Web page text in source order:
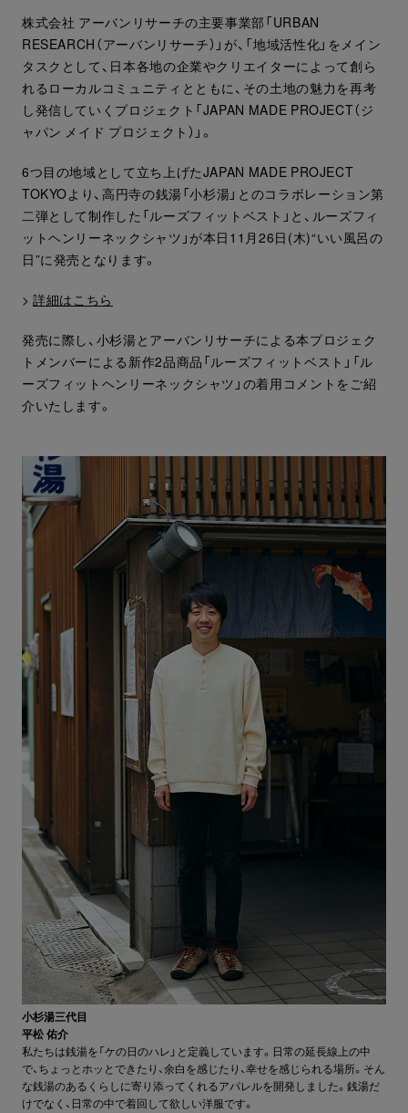
株式会社 アーバンリサーチの主要事業部「URBAN
RESEARCH（アーバンリサーチ）」が、「地域活性化」をメイン
タスクとして、日本各地の企業やクリエイターによって創ら
れるローカルコミュニティとともに、その土地の魅力を再考
し発信していくプロジェクト「JAPAN MADE PROJECT（ジ
ャパン メイド プロジェクト）」。
6つ目の地域として立ち上げたJAPAN MADE PROJECT
TOKYOより、高円寺の銭湯「小杉湯」とのコラボレーション第
二弾として制作した「ルーズフィットベスト」と、ルーズフィ
ットヘンリーネックシャツ」が本日11月26日(木)“いい風呂の
日”に発売となります。
>詳細はこちら
発売に際し、小杉湯とアーバンリサーチによる本プロジェク
トメンバーによる新作2品商品「ルーズフィットベスト」「ル
ーズフィットヘンリーネックシャツ」の着用コメントをご紹
介いたします。
小杉湯三代目
平松 佑介
私たちは銭湯を「ケの日のハレ」と定義しています。日常の延長線上の中
で、ちょっとホッとできたり、余白を感じたり、幸せを感じられる場所。そん
な銭湯のあるくらしに寄り添ってくれるアパレルを開発しました。銭湯だ
けでなく、日常の中で着回して欲しい洋服です。